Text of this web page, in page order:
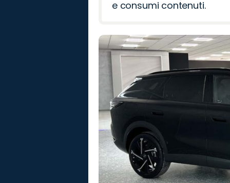
e consumi contenuti.